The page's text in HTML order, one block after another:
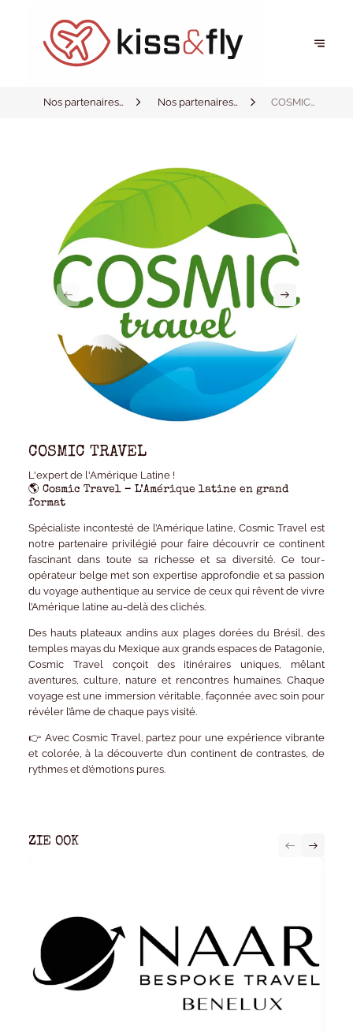
Nos partenaires
Nos partenaires
COSMIC
COSMIC TRAVEL
L'expert de l'Amérique Latine !
🌎 Cosmic Travel – L’Amérique latine en grand
format
Spécialiste incontesté de l’Amérique latine ,Cosmic Travel est
notre partenaire privilégié pour faire découvrir ce continent
fascinant dans toute sa richesse et sa diversité. Ce tour-
opérateur belge met son expertise approfondieet sa passion
du voyage authentique au service de ceux qui rêvent de vivre
l’Amérique latine au-delà des clichés.
Des hauts plateaux andinsaux plages dorées du Brésil
, des
temples mayas du Mexiqueauxgrands espaces de Patagonie
Cosmic Travel
conçoit des itinéraires uniques, mêlant
aventures, culture, nature et rencontres humaines. Chaque
voyage est une immersion véritable, façonnée avec soin pour
révéler l’âme de chaque pays visité.
👉 Avec Cosmic Travel , partez pour uneexpérience vibrante
et colorée, à la découverte d’un continent de contrastes, de
rythmes et d’émotions pures.
ZIE OOK